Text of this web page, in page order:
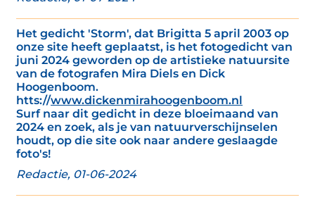
Het gedicht 'Storm', dat Brigitta 5 april 2003 op
onze site heeft geplaatst, is het fotogedicht van
juni 2024 geworden op de artistieke natuursite
van de fotografen Mira Diels en Dick
Hoogenboom.
htts://www.dickenmirahoogenboom.nl
Surf naar dit gedicht in deze bloeimaand van
2024 en zoek, als je van natuurverschijnselen
houdt, op die site ook naar andere geslaagde
foto's!
Redactie, 01-06-2024